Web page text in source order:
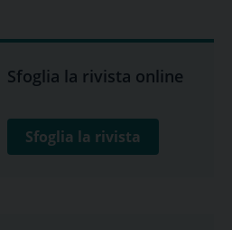
Sfoglia la rivista online
Sfoglia la rivista